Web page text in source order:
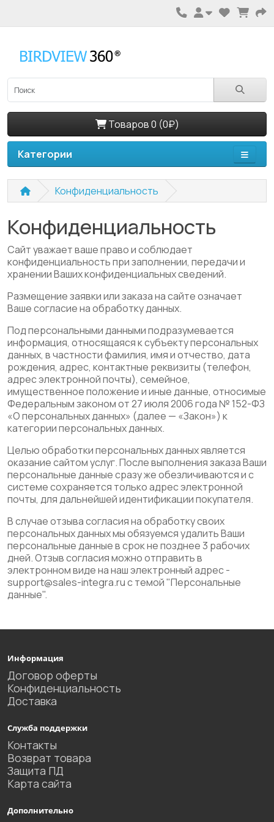
Товаров 0 (0₽)
Категории
Конфиденциальность
Конфиденциальность
Сайт уважает ваше право и соблюдает
конфиденциальность при заполнении, передачи и
хранении Ваших конфиденциальных сведений.
Размещение заявки или заказа на сайте означает
Ваше согласие на обработку данных.
Под персональными данными подразумевается
информация, относящаяся к субъекту персональных
данных, в частности фамилия, имя и отчество, дата
рождения, адрес, контактные реквизиты (телефон,
адрес электронной почты), семейное,
имущественное положение и иные данные, относимые
Федеральным законом от 27 июля 2006 года № 152-ФЗ
«О персональных данных» (далее — «Закон») к
категории персональных данных.
Целью обработки персональных данных является
оказание сайтом услуг. После выполнения заказа Ваши
персональные данные сразу же обезличиваются и с
системе сохраняется только адрес электронной
почты, для дальнейшей идентификации покупателя.
В случае отзыва согласия на обработку своих
персональных данных мы обязуемся удалить Ваши
персональные данные в срок не позднее 3 рабочих
дней. Отзыв согласия можно отправить в
электронном виде на наш электронный адрес -
support@sales-integra.ru с темой "Персональные
данные".
Информация
Договор оферты
Конфиденциальность
Доставка
Служба поддержки
Контакты
Возврат товара
Защита ПД
Карта сайта
Дополнительно